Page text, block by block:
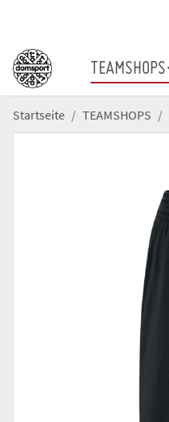
TEAMSHOPS
Startseite TEAMSHOPS